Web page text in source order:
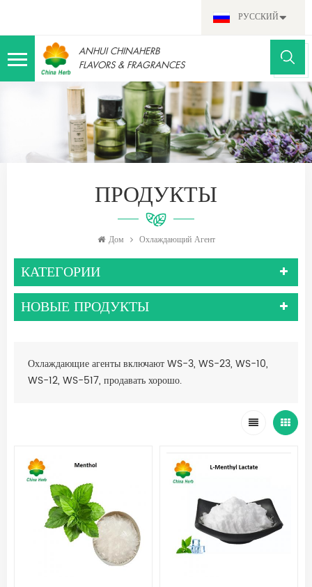
РУССКИЙ
ANHUI CHINAHERB
FLAVORS & FRAGRANCES
ПРОДУКТЫ
Дом Охлаждающий Агент
КАТЕГОРИИ
НОВЫЕ ПРОДУКТЫ
Охлаждающие агенты включают WS-3, WS-23, WS-10,
WS-12, WS-517, продавать хорошо.